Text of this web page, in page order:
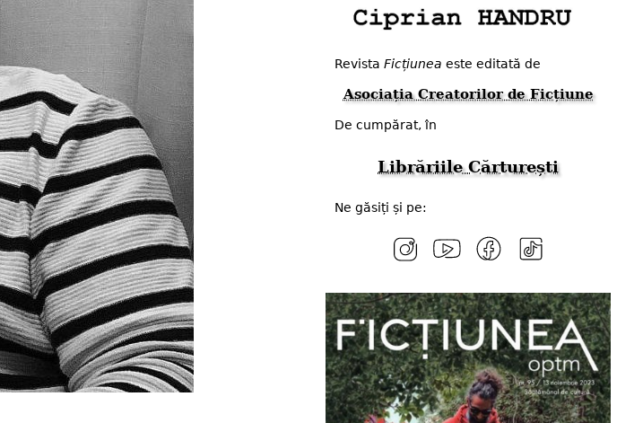
Revista Ficțiunea este editată de
Asociația Creatorilor de Ficțiune
De cumpărat, în
Librăriile Cărturești
Ne găsiți și pe: